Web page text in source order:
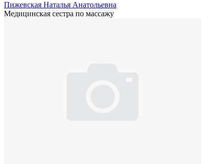
Пижевская Наталья Анатольевна
Медицинская сестра по массажу